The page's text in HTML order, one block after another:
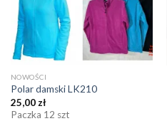
NOWOŚCI
Polar damski LK210
25,00 zł
Paczka 12 szt